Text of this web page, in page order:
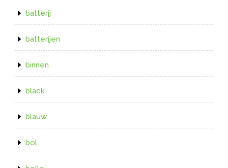
batterij
batterijen
binnen
black
blauw
bol